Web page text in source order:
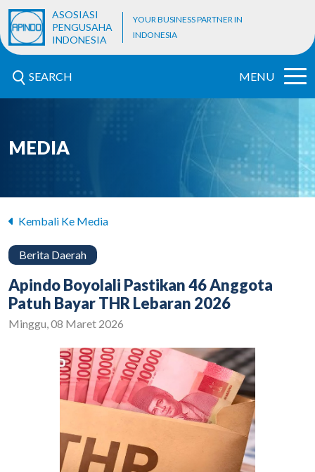
ASOSIASI
PENGUSAHA
INDONESIA
YOUR BUSINESS PARTNER IN
INDONESIA
SEARCH MENU
MEDIA
Kembali Ke Media
Berita Daerah
Apindo Boyolali Pastikan 46 Anggota
Patuh Bayar THR Lebaran 2026
Minggu, 08 Maret 2026